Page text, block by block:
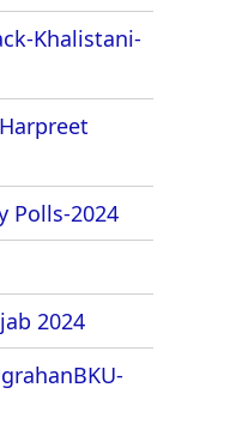
Khalistani-
Polls-2024
2024